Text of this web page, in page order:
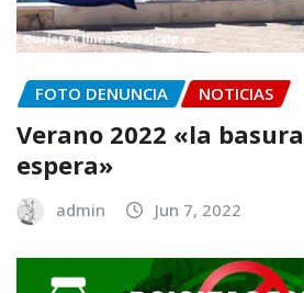
FOTO DENUNCIA NOTICIAS
Verano 2022 «la
espera»
admin Jun 7, 2022